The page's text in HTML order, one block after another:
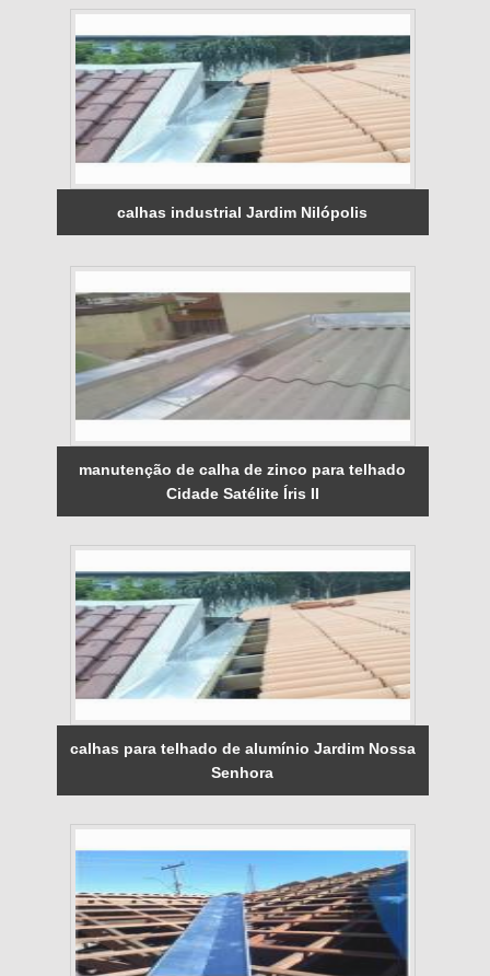
calhas industrial Jardim Nilópolis
manutenção de calha de zinco para telhado
Cidade Satélite Íris II
calhas para telhado de alumínio Jardim Nossa
Senhora